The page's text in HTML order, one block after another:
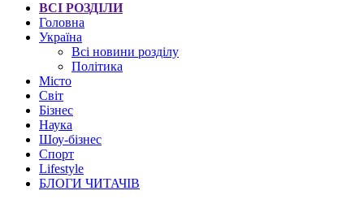
ВСІ РОЗДІЛИ
Головна
Україна
Всі новини розділу
Політика
Місто
Світ
Бізнес
Наука
Шоу-бізнес
Спорт
Lifestyle
БЛОГИ ЧИТАЧІВ